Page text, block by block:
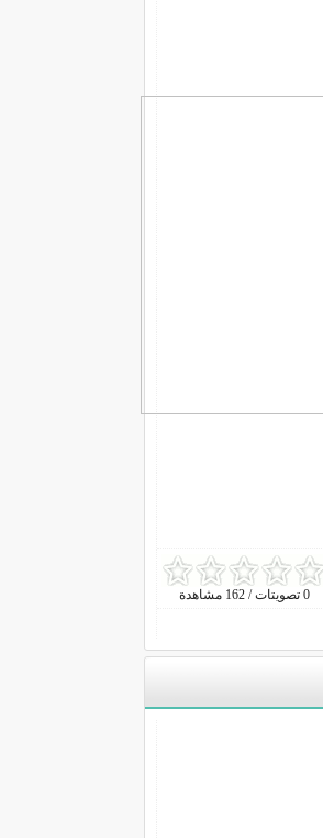
0 تصويتات / 162 مشاهدة